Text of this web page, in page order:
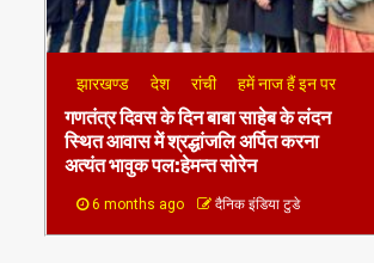
झारखण्ड देश रांची हमें नाज हैं इन पर
गणतंत्र दिवस के दिन बाबा साहेब के लंदन
स्थित आवास में श्रद्धांजलि अर्पित करना
6 months ago दैनिक इंडिया टुडे